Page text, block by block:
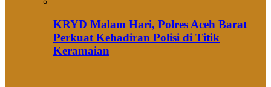
KRYD Malam Hari, Polres Aceh Barat
Perkuat Kehadiran Polisi di Titik
Keramaian